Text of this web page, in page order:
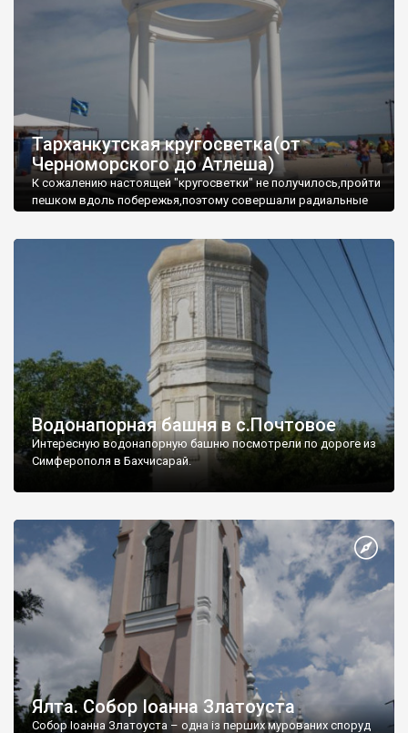
Тарханкутская кругосветка(от
Черноморского до Атлеша)
К сожалению настоящей "кругосветки" не получилось,пройти
пешком вдоль побережья,поэтому совершали радиальные
Водонапорная башня в с.Почтовое
Интересную водонапорную башню посмотрели по дороге из
Симферополя в Бахчисарай.
Ялта. Собор Іоанна Златоуста
Собор Іоанна Златоуста – одна із перших мурованих споруд